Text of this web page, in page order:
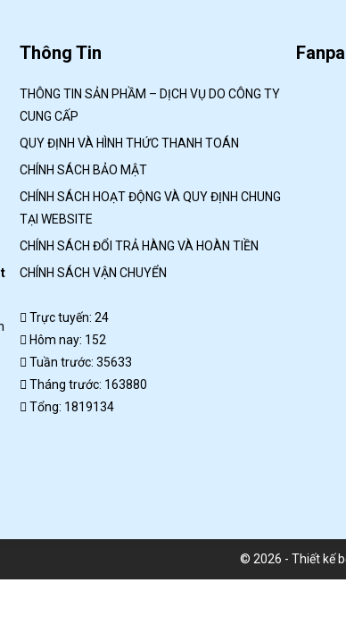
Thông Tin
THÔNG TIN SẢN PHẦM – DỊCH VỤ DO CÔNG TY
CUNG CẤP
QUY ĐỊNH VÀ HÌNH THỨC THANH TOÁN
CHÍNH SÁCH BẢO MẬT
CHÍNH SÁCH HOẠT ĐỘNG VÀ QUY ĐỊNH CHUNG
TẠI WEBSITE
CHÍNH SÁCH ĐỔI TRẢ HÀNG VÀ HOÀN TIỀN
CHÍNH SÁCH VẬN CHUYỂN
Trực tuyến: 24
Hôm nay: 152
Tuần trước: 35633
Tháng trước: 163880
Tổng: 1819134
© 2026 - Thiết kế